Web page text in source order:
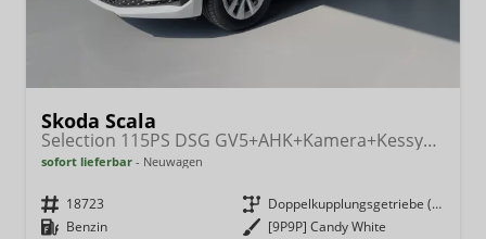
Skoda Scala
Selection 115PS DSG GV5+AHK+Kamera+Kessy+PDC+Sitzheiz+Alu16+Climatronic
sofort lieferbar Neuwagen
Fahrzeugnr. 18723 Getriebe
Doppelkupplungsgetriebe (DSG)
Kraftstoff Benzin Außenfarbe [9P9P] Candy White